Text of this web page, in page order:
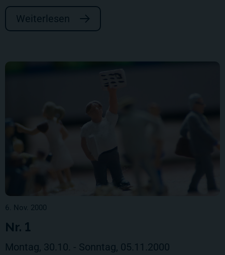
Weiterlesen
6. Nov. 2000
Nr. 1
Montag, 30.10. - Sonntag, 05.11.2000